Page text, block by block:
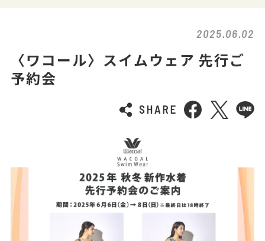
2025.06.02
〈ワコール〉スイムウェア 先行ご
予約会